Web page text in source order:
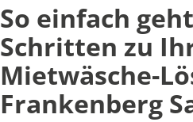
So einfach
Schritten zu
Mietwäsche-
Frankenberg